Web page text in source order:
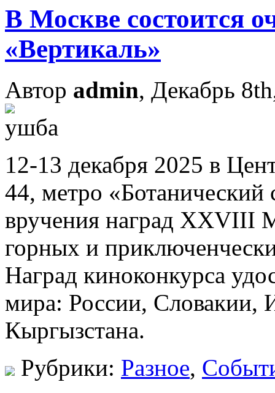
В Москве состоится
«Вертикаль»
Автор admin, Декабрь
12-13 декабря 2025 в
44, метро «Ботанический
вручения наград XXVIII
горных и
Наград киноконкурса
мира: России, Словакии,
Кыргызстана.
Рубрики: Разное,